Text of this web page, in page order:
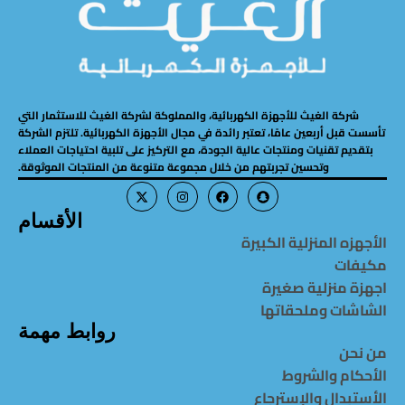
شركة الغيث للأجهزة الكهربائية، والمملوكة لشركة الغيث للاستثمار التي
تأسست قبل أربعين عامًا، تعتبر رائدة في مجال الأجهزة الكهربائية. تلتزم الشركة
بتقديم تقنيات ومنتجات عالية الجودة، مع التركيز على تلبية احتياجات العملاء
وتحسين تجربتهم من خلال مجموعة متنوعة من المنتجات الموثوقة.
الأقسام
الأجهزه المنزلية الكبيرة
مكيفات
اجهزة منزلية صغيرة
الشاشات وملحقاتها
روابط مهمة
من نحن
الأحكام والشروط
الأستبدال والإسترجاع